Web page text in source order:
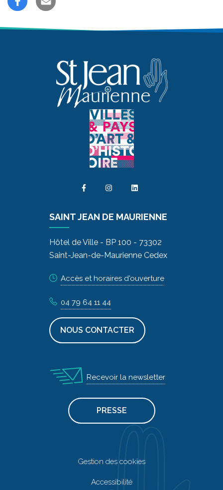
SAINT JEAN DE MAURIENNE
Hôtel de Ville - BP 100 - 73302
Saint-Jean-de-Maurienne Cedex
Accès et horaires d'ouverture
04 79 64 11 44
NOUS CONTACTER
Recevoir la newsletter
PRESSE
Gestion des cookies
Accessibilité